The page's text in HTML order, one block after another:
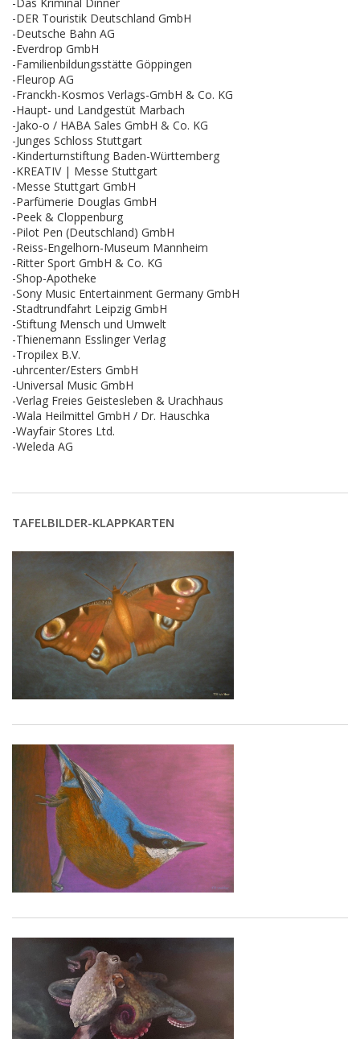
-DER Touristik Deutschland GmbH
-Deutsche Bahn AG
-Everdrop GmbH
-Familienbildungsstätte Göppingen
-Fleurop AG
-Franckh-Kosmos Verlags-GmbH & Co. KG
-Haupt- und Landgestüt Marbach
-Jako-o / HABA Sales GmbH & Co. KG
-Junges Schloss Stuttgart
-Kinderturnstiftung Baden-Württemberg
-KREATIV | Messe Stuttgart
-Messe Stuttgart GmbH
-Parfümerie Douglas GmbH
-Peek & Cloppenburg
-Pilot Pen (Deutschland) GmbH
-Reiss-Engelhorn-Museum Mannheim
-Ritter Sport GmbH & Co. KG
-Shop-Apotheke
-Sony Music Entertainment Germany GmbH
-Stadtrundfahrt Leipzig GmbH
-Stiftung Mensch und Umwelt
-Thienemann Esslinger Verlag
-Tropilex B.V.
-uhrcenter/Esters GmbH
-Universal Music GmbH
-Verlag Freies Geistesleben & Urachhaus
-Wala Heilmittel GmbH / Dr. Hauschka
-Wayfair Stores Ltd.
-Weleda AG
TAFELBILDER-KLAPPKARTEN